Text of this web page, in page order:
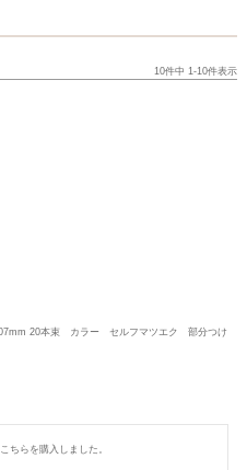
10件中 1-10件表示
20本束 カラー セルフマツエク 部分つけ
ちらを購入しました。